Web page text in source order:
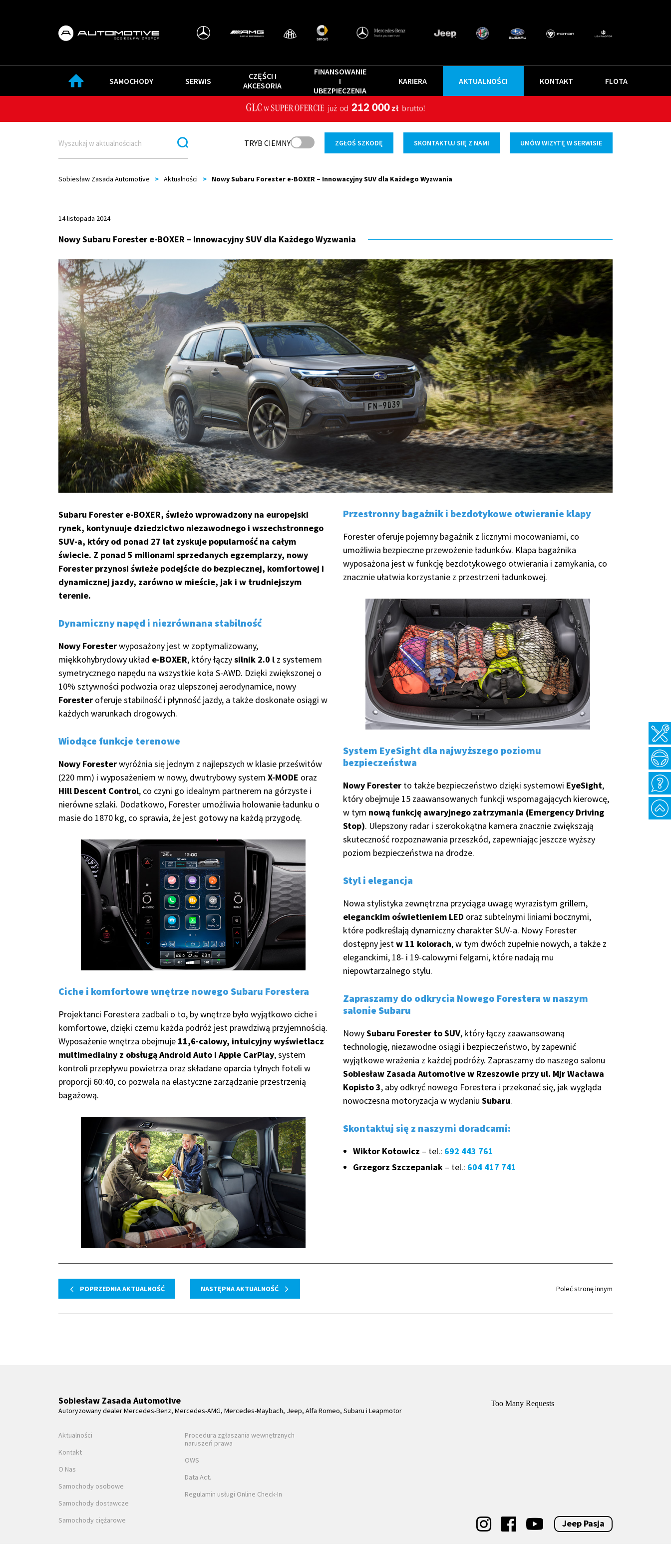
SAMOCHODY SERWIS
CZĘŚCI I
AKCESORIA
FINANSOWANIE
I
UBEZPIECZENIA
KARIERA AKTUALNOŚCI KONTAKT FLOTA
TRYB CIEMNY ZGŁOŚ SZKODĘ SKONTAKTUJ SIĘ Z NAMI UMÓW WIZYTĘ W SERWISIE
Sobiesław Zasada Automotive > Aktualności > Nowy Subaru Forester e-BOXER – Innowacyjny SUV dla Każdego Wyzwania
14 listopada 2024
Nowy Subaru Forester e-BOXER – Innowacyjny SUV dla Każdego Wyzwania
Subaru Forester e-BOXER, świeżo wprowadzony na europejski
rynek, kontynuuje dziedzictwo niezawodnego i wszechstronnego
SUV-a, który od ponad 27 lat zyskuje popularność na całym
świecie. Z ponad 5 milionami sprzedanych egzemplarzy, nowy
Forester przynosi świeże podejście do bezpiecznej, komfortowej i
dynamicznej jazdy, zarówno w mieście, jak i w trudniejszym
terenie.
Dynamiczny napęd i niezrównana stabilność
Nowy Foresterwyposażony jest w zoptymalizowany,
miękkohybrydowy układ e-BOXER, który łączysilnik 2.0 l z systemem
symetrycznego napędu na wszystkie koła S-AWD. Dzięki zwiększonej o
10% sztywności podwozia oraz ulepszonej aerodynamice, nowy
Forester oferuje stabilność i płynność jazdy, a także doskonałe osiągi w
każdych warunkach drogowych.
Wiodące funkcje terenowe
Nowy Foresterwyróżnia się jednym z najlepszych w klasie prześwitów
(220 mm) i wyposażeniem w nowy, dwutrybowy system X-MODE oraz
Hill Descent Control, co czyni go idealnym partnerem na górzyste i
nierówne szlaki. Dodatkowo, Forester umożliwia holowanie ładunku o
masie do 1870 kg, co sprawia, że jest gotowy na każdą przygodę.
Ciche i komfortowe wnętrze nowego Subaru Forestera
Projektanci Forestera zadbali o to, by wnętrze było wyjątkowo ciche i
komfortowe, dzięki czemu każda podróż jest prawdziwą przyjemnością.
Wyposażenie wnętrza obejmuje 11,6-calowy, intuicyjny wyświetlacz
multimedialny z obsługą Android Auto i Apple CarPlay, system
kontroli przepływu powietrza oraz składane oparcia tylnych foteli w
proporcji 60:40, co pozwala na elastyczne zarządzanie przestrzenią
bagażową.
Przestronny bagażnik i bezdotykowe otwieranie klapy
Forester oferuje pojemny bagażnik z licznymi mocowaniami, co
umożliwia bezpieczne przewożenie ładunków. Klapa bagażnika
wyposażona jest w funkcję bezdotykowego otwierania i zamykania, co
znacznie ułatwia korzystanie z przestrzeni ładunkowej.
System EyeSight dla najwyższego poziomu
bezpieczeństwa
Nowy Forester to także bezpieczeństwo dzięki systemowi EyeSight,
który obejmuje 15 zaawansowanych funkcji wspomagających kierowcę,
w tym nową funkcję awaryjnego zatrzymania (Emergency Driving
Stop). Ulepszony radar i szerokokątna kamera znacznie zwiększają
skuteczność rozpoznawania przeszkód, zapewniając jeszcze wyższy
poziom bezpieczeństwa na drodze.
Styl i elegancja
Nowa stylistyka zewnętrzna przyciąga uwagę wyrazistym grillem,
eleganckim oświetleniem LED oraz subtelnymi liniami bocznymi,
które podkreślają dynamiczny charakter SUV-a. Nowy Forester
dostępny jestw 11 kolorach, w tym dwóch zupełnie nowych, a także z
eleganckimi, 18- i 19-calowymi felgami, które nadają mu
niepowtarzalnego stylu.
Zapraszamy do odkrycia Nowego Forestera w naszym
salonie Subaru
NowySubaru Forester to SUV, który łączy zaawansowaną
technologię, niezawodne osiągi i bezpieczeństwo, by zapewnić
wyjątkowe wrażenia z każdej podróży. Zapraszamy do naszego salonu
Sobiesław Zasada Automotive w Rzeszowie przy ul. Mjr Wacława
Kopisto 3, aby odkryć nowego Forestera i przekonać się, jak wygląda
nowoczesna motoryzacja w wydaniu Subaru.
Skontaktuj się z naszymi doradcami:
Wiktor Kotowicz – tel.: 692 443 761
Grzegorz Szczepaniak – tel.: 604 417 741
POPRZEDNIA AKTUALNOŚĆ NASTĘPNA AKTUALNOŚĆ Poleć stronę innym
Sobiesław Zasada Automotive
Autoryzowany dealer Mercedes-Benz, Mercedes-AMG, Mercedes-Maybach, Jeep, Alfa Romeo, Subaru i Leapmotor
Aktualności
Kontakt
O Nas
Samochody osobowe
Samochody dostawcze
Samochody ciężarowe
Procedura zgłaszania wewnętrznych
naruszeń prawa
OWS
Data Act.
Regulamin usługi Online Check-In
Jeep Pasja